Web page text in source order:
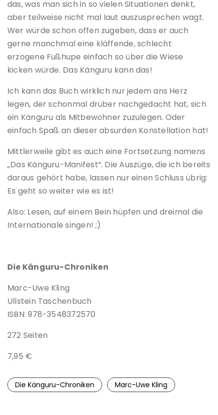
das, was man sich in so vielen Situationen denkt,
aber teilweise nicht mal laut auszusprechen wagt.
Wer würde schon offen zugeben, dass er auch
gerne manchmal eine kläffende, schlecht
erzogene Fußhupe einfach so über die Wiese
kicken würde. Das Känguru kann das!
Ich kann das Buch wirklich nur jedem ans Herz
legen, der schonmal drüber nachgedacht hat, sich
ein Känguru als Mitbewohner zuzulegen. Oder
einfach Spaß an dieser absurden Konstellation hat!
Mittlerweile gibt es auch eine Fortsetzung namens
„Das Känguru-Manifest“. Die Auszüge, die ich bereits
daraus gehört habe, lassen nur einen Schluss übrig:
Es geht so weiter wie es ist!
Also: Lesen, auf einem Bein hüpfen und dreimal die
Internationale singen! ;)
Die Känguru-Chroniken
Marc-Uwe Kling
Ullstein Taschenbuch
ISBN: 978-3548372570
272 Seiten
7,95 €
Die Känguru-Chroniken Marc-Uwe Kling